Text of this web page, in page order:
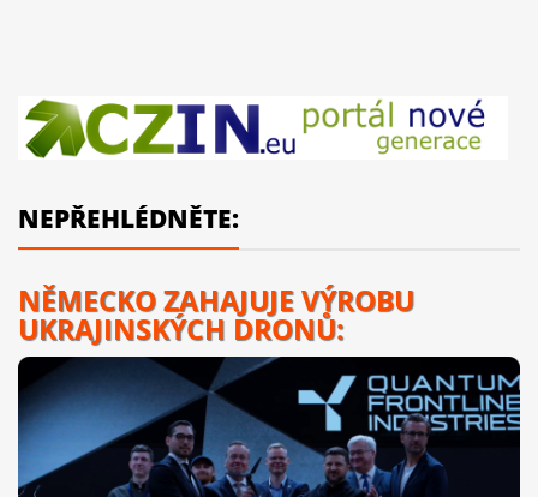
NEPŘEHLÉDNĚTE:
NĚMECKO ZAHAJUJE VÝROBU
UKRAJINSKÝCH DRONŮ: